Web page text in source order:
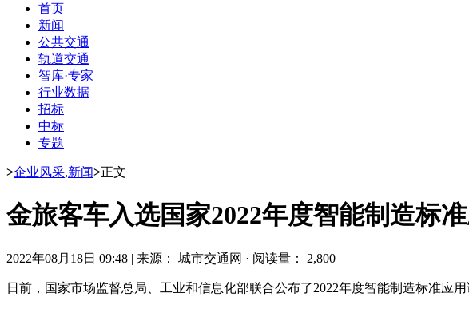
首页
新闻
公共交通
轨道交通
智库·专家
行业数据
招标
中标
专题
>企业风采,新闻>正文
金旅客车入选国家2022年度智能制造标
2022年08月18日 09:48 | 来源： 城市交通网 · 阅读量： 2,800
日前，国家市场监督总局、工业和信息化部联合公布了2022年度智能制造标准应